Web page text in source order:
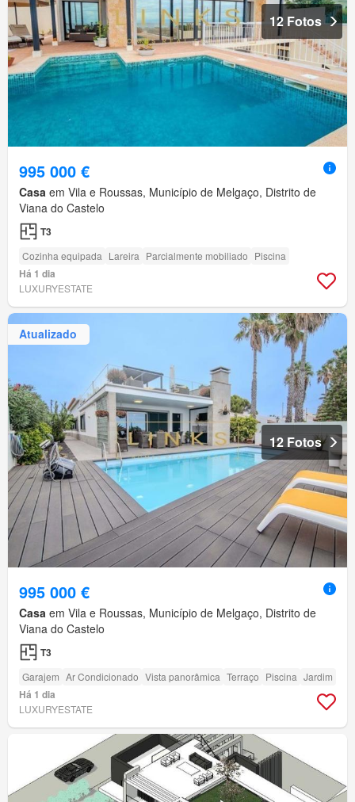
12 Fotos
995 000 €
Casa em Vila e Roussas, Município de Melgaço, Distrito de
Viana do Castelo
T3
Cozinha equipada Lareira Parcialmente mobiliado Piscina
Há 1 dia
LUXURYESTATE
Atualizado
12 Fotos
995 000 €
Casa em Vila e Roussas, Município de Melgaço, Distrito de
Viana do Castelo
T3
Garajem Ar Condicionado Vista panorâmica Terraço Piscina Jardim
Há 1 dia
LUXURYESTATE